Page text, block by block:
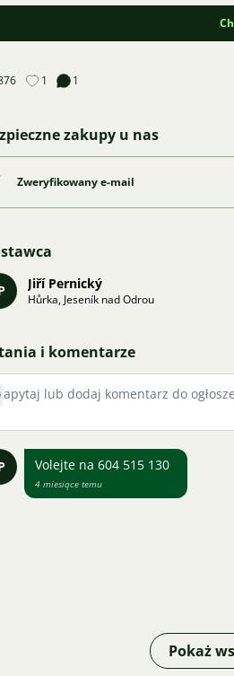
1 1
zakupy u nas
Zweryfikowany e-mail
Jiří Pernický
Hůrka, Jeseník nad Odrou
i komentarze
Volejte na 604 515 130
4 miesiące temu
Pokaż